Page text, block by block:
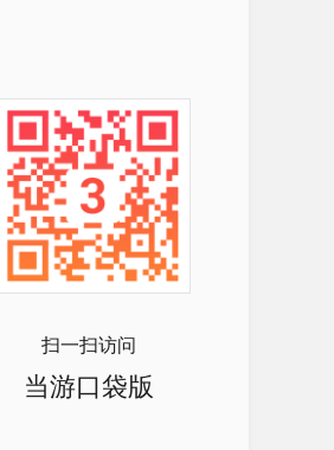
扫一扫访问
当游口袋版